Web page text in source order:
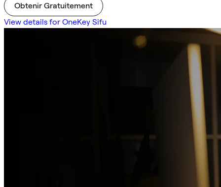
Obtenir Gratuitement
View details for OneKey Sifu